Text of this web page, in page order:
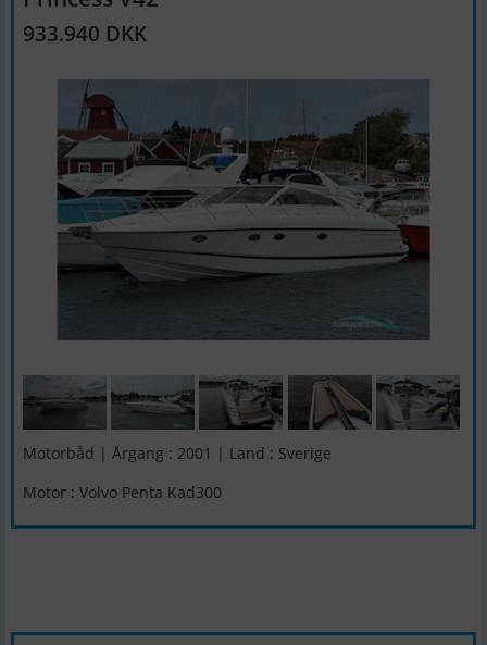
933.940 DKK
Motorbåd | Årgang : 2001 | Land : Sverige
Motor : Volvo Penta Kad300